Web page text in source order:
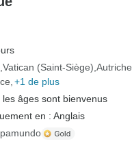
Vatican (Saint-Siège) Autriche
+1 de plus
les âges sont bienvenus
en : Anglais